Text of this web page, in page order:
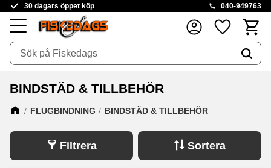
Meny
30 dagars öppet köp 040-949763
Favoriter
BINDSTÄD & TILLBEHÖR
FLUGBINDNING BINDSTÄD & TILLBEHÖR
Filtrera Sortera